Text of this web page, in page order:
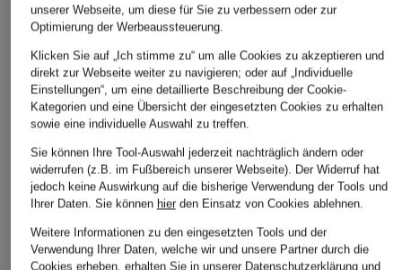
unserer Webseite, um diese für Sie zu verbessern oder zur
Optimierung der Werbeaussteuerung.
Klicken Sie auf „Ich stimme zu“ um alle Cookies zu akzeptieren und
direkt zur Webseite weiter zu navigieren; oder auf „Individuelle
Einstellungen“, um eine detaillierte Beschreibung der Cookie-
Kategorien und eine Übersicht der eingesetzten Cookies zu erhalten
sowie eine individuelle Auswahl zu treffen.
Sie können Ihre Tool-Auswahl jederzeit nachträglich ändern oder
widerrufen (z.B. im Fußbereich unserer Webseite). Der Widerruf hat
jedoch keine Auswirkung auf die bisherige Verwendung der Tools und
Ihrer Daten. Sie können hierden Einsatz von Cookies ablehnen.
Weitere Informationen zu den eingesetzten Tools und der
Verwendung Ihrer Daten, welche wir und unsere Partner durch die
Cookies erheben, erhalten Sie in unserer Datenschutzerklärungund